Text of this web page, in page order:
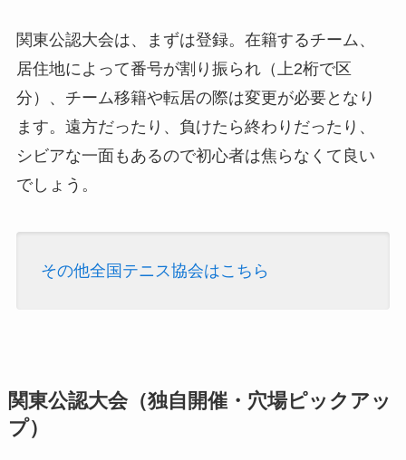
関東公認大会は、まずは登録。在籍するチーム、
居住地によって番号が割り振られ（上2桁で区
分）、チーム移籍や転居の際は変更が必要となり
ます。遠方だったり、負けたら終わりだったり、
シビアな一面もあるので初心者は焦らなくて良い
でしょう。
その他全国テニス協会はこちら
関東公認大会（独自開催・穴場ピックアッ
プ）